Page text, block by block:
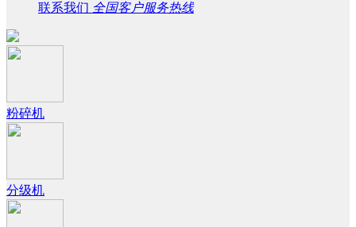
联系我们 全国客户服务热线
粉碎机
分级机